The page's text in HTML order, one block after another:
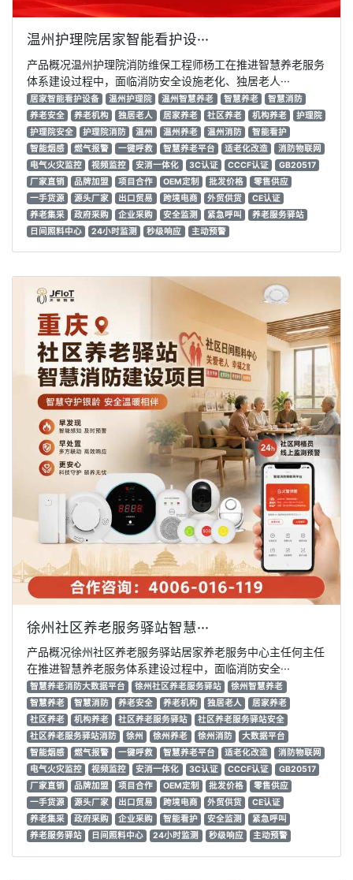
温州护理院居家智能看护设···
产品概况温州护理院消防维保工程师杨工在推进智慧养老服务
体系建设过程中，面临消防安全设施老化、独居老人···
居家智能看护设备 温州护理院 温州智慧养老 智慧养老
智慧消防
养老安全
养老机构 独居老人 居家养老 社区养老 机构养老
护理院
护理院安全
护理院消防 温州 温州养老 温州消防
智能看护
智能烟感
燃气报警 一键呼救 智慧养老平台 适老化改造
消防物联网
电气火灾监控
视频监控 安消一体化 3C认证 CCCF认证
GB20517
厂家直销
品牌加盟 项目合作 OEM定制 批发价格
零售供应
一手货源
源头厂家 出口贸易 跨境电商 外贸供货
CE认证
养老集采
政府采购 企业采购 安全监测 紧急呼叫
养老服务驿站
日间照料中心
24小时监测 秒级响应 主动预警
徐州社区养老服务驿站智慧···
产品概况徐州社区养老服务驿站居家养老服务中心主任何主任
在推进智慧养老服务体系建设过程中，面临消防安全···
智慧养老消防大数据平台 徐州社区养老服务驿站
徐州智慧养老
智慧养老
智慧消防 养老安全 养老机构 独居老人
居家养老
社区养老
机构养老 社区养老服务驿站
社区养老服务驿站安全
社区养老服务驿站消防
徐州 徐州养老 徐州消防
大数据平台
智能烟感
燃气报警 一键呼救 智慧养老平台 适老化改造
消防物联网
电气火灾监控
视频监控 安消一体化 3C认证 CCCF认证
GB20517
厂家直销
品牌加盟 项目合作 OEM定制 批发价格
零售供应
一手货源
源头厂家 出口贸易 跨境电商 外贸供货
CE认证
养老集采
政府采购 企业采购 智能看护 安全监测
紧急呼叫
养老服务驿站
日间照料中心 24小时监测 秒级响应 主动预警